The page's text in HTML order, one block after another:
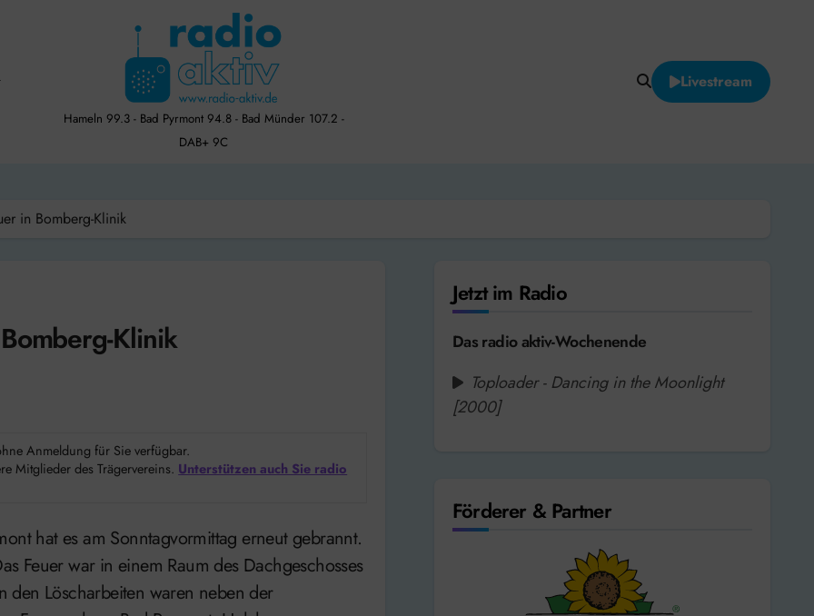
Hameln 99.3 - Bad Pyrmont 94.8 - Bad Münder 107.2 -
DAB+ 9C
Livestream
in Bomberg-Klinik
Klinik
Anmeldung für Sie verfügbar.
Mitglieder des Trägervereins. Unterstützen auch Sie radio
Feuer war in einem Raum des Dachgeschosses
Löscharbeiten waren neben der
Jetzt im Radio
Das radio aktiv-Wochenende
Toploader - Dancing in the Moonlight
[2000]
Förderer & Partner